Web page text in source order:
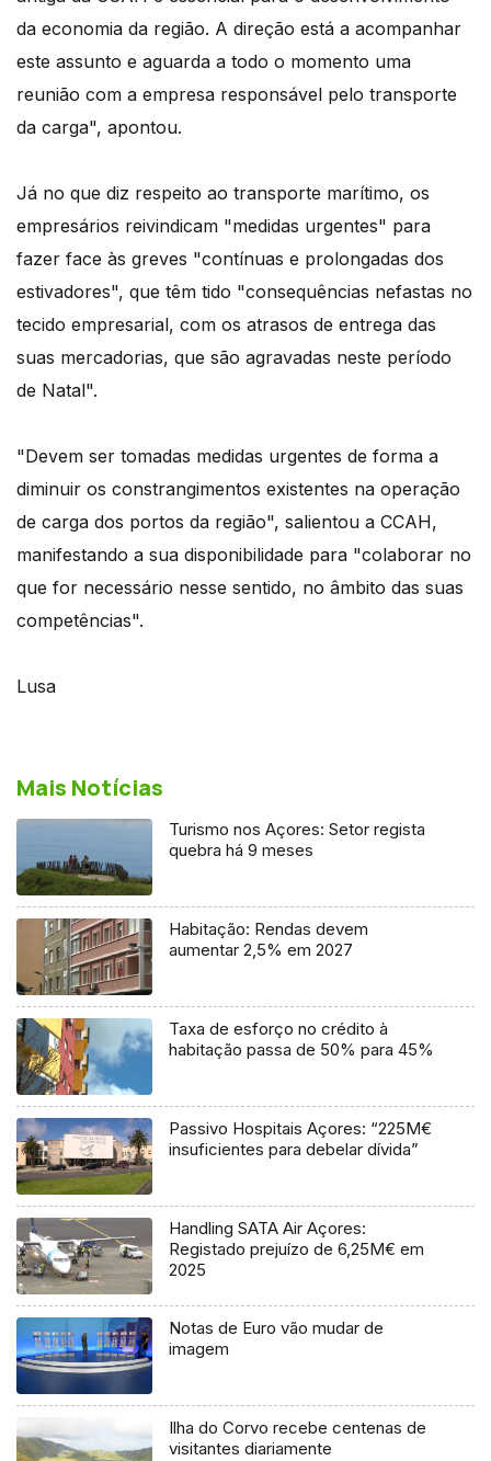
da economia da região. A direção está a acompanhar
este assunto e aguarda a todo o momento uma
reunião com a empresa responsável pelo transporte
da carga", apontou.
Já no que diz respeito ao transporte marítimo, os
empresários reivindicam "medidas urgentes" para
fazer face às greves "contínuas e prolongadas dos
estivadores", que têm tido "consequências nefastas no
tecido empresarial, com os atrasos de entrega das
suas mercadorias, que são agravadas neste período
de Natal".
"Devem ser tomadas medidas urgentes de forma a
diminuir os constrangimentos existentes na operação
de carga dos portos da região", salientou a CCAH,
manifestando a sua disponibilidade para "colaborar no
que for necessário nesse sentido, no âmbito das suas
competências".
Lusa
Mais Notícias
Turismo nos Açores: Setor regista
quebra há 9 meses
Habitação: Rendas devem
aumentar 2,5% em 2027
Taxa de esforço no crédito à
habitação passa de 50% para 45%
Passivo Hospitais Açores: “225M€
insuficientes para debelar dívida”
Handling SATA Air Açores:
Registado prejuízo de 6,25M€ em
2025
Notas de Euro vão mudar de
imagem
Ilha do Corvo recebe centenas de
visitantes diariamente